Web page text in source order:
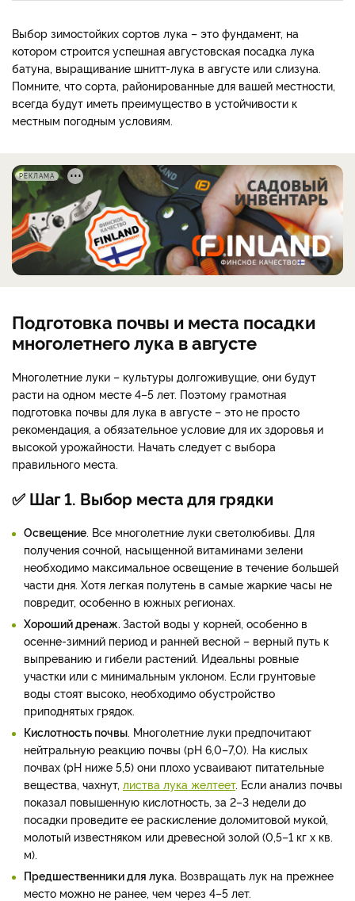
Выбор зимостойких сортов лука – это фундамент, на
котором строится успешная августовская посадка лука
батуна, выращивание шнитт-лука в августе или слизуна.
Помните, что сорта, районированные для вашей местности,
всегда будут иметь преимущество в устойчивости к
местным погодным условиям.
РЕКЛАМА
Подготовка почвы и места посадки
многолетнего лука в августе
Многолетние луки – культуры долгоживущие, они будут
расти на одном месте 4–5 лет. Поэтому грамотная
подготовка почвы для лука в августе – это не просто
рекомендация, а обязательное условие для их здоровья и
высокой урожайности. Начать следует с выбора
правильного места.
✅ Шаг 1. Выбор места для грядки
Освещение. Все многолетние луки светолюбивы. Для
получения сочной, насыщенной витаминами зелени
необходимо максимальное освещение в течение большей
части дня. Хотя легкая полутень в самые жаркие часы не
повредит, особенно в южных регионах.
Хороший дренаж. Застой воды у корней, особенно в
осенне-зимний период и ранней весной – верный путь к
выпреванию и гибели растений. Идеальны ровные
участки или с минимальным уклоном. Если грунтовые
воды стоят высоко, необходимо обустройство
приподнятых грядок.
Кислотность почвы. Многолетние луки предпочитают
нейтральную реакцию почвы (pH 6,0–7,0). На кислых
почвах (pH ниже 5,5) они плохо усваивают питательные
вещества, чахнут, листва лука желтеет. Если анализ почвы
показал повышенную кислотность, за 2–3 недели до
посадки проведите ее раскисление доломитовой мукой,
молотый известняком или древесной золой (0,5–1 кг х кв.
м).
Предшественники для лука. Возвращать лук на прежнее
место можно не ранее, чем через 4–5 лет.